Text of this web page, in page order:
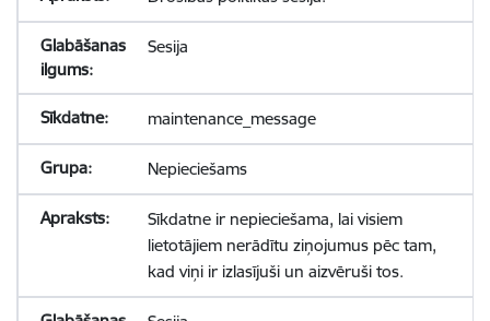
Sesija
maintenance_message
Nepieciešams
Sīkdatne ir nepieciešama, lai visiem
lietotājiem nerādītu ziņojumus pēc tam,
kad viņi ir izlasījuši un aizvēruši tos.